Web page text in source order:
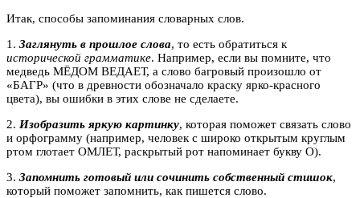
Итак, способы запоминания словарных слов.
1. Заглянуть в прошлое слова, то есть обратиться к
исторической грамматике. Например, если вы помните, что
медведь МЁДОМ ВЕДАЕТ, а слово багровый произошло от
«БАГР» (что в древности обозначало краску ярко-красного
цвета), вы ошибки в этих слове не сделаете.
2. Изобразить яркую картинку, которая поможет связать слово
и орфограмму (например, человек с широко открытым круглым
ртом глотает ОМЛЕТ, раскрытый рот напоминает букву О).
3. Запомнить готовый или сочинить собственный стишок,
который поможет запомнить, как пишется слово.